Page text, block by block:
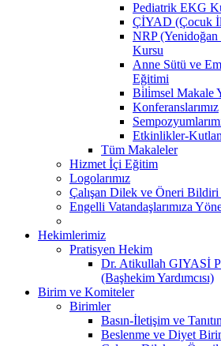
Pediatrik EKG
ÇİYAD (Çocuk
NRP (Yenidoğan
Kursu
Anne Sütü ve
Eğitimi
Bi̇li̇msel Makale
Konferanslarımız
Etkinlikler-
Tüm Makaleler
Hizmet İçi Eğitim
Logolarımız
Çalışan Dilek ve Öneri Bildiri
Engelli Vatandaşlarımıza
Hekimlerimiz
Pratisyen Hekim
Dr. Atikullah GIYASİ
(Başhekim Yardımcısı)
Birim ve Komiteler
Birimler
Basın-İletişim ve
Beslenme ve Diyet